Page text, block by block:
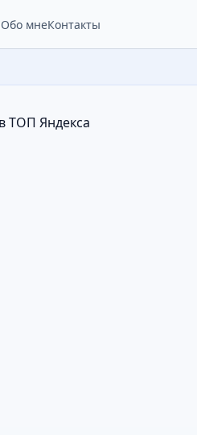
Обо мнеКонтакты
ТОП Яндекса